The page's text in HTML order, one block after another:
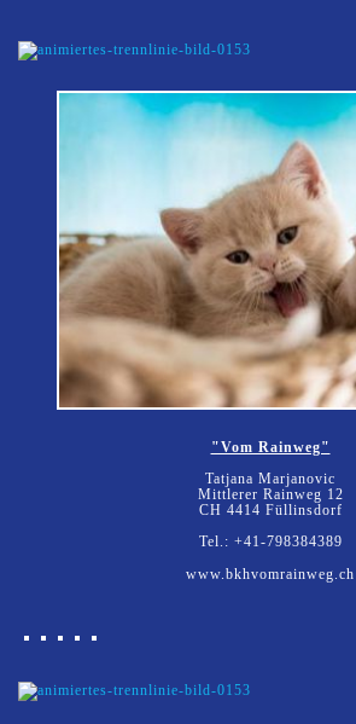
"Vom Rainweg"
Tatjana Marjanovic
Mittlerer Rainweg 12
CH 4414 Füllinsdorf
Tel.: +41-798384389
www.bkhvomrainweg.ch